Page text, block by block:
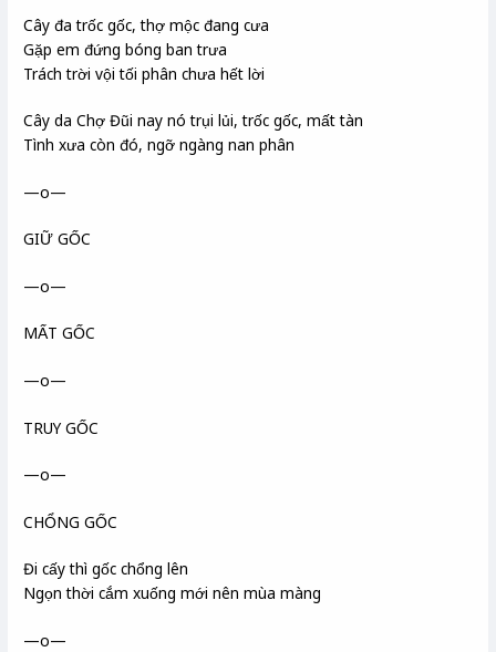
Cây đa trốc gốc, thợ mộc đang cưa
Gặp em đứng bóng ban trưa
Trách trời vội tối phân chưa hết lời
Cây da Chợ Đũi nay nó trụi lủi, trốc gốc, mất tàn
Tình xưa còn đó, ngỡ ngàng nan phân
—o—
GIỮ GỐC
—o—
MẤT GỐC
—o—
TRUY GỐC
—o—
CHỔNG GỐC
Đi cấy thì gốc chổng lên
Ngọn thời cắm xuống mới nên mùa màng
—o—